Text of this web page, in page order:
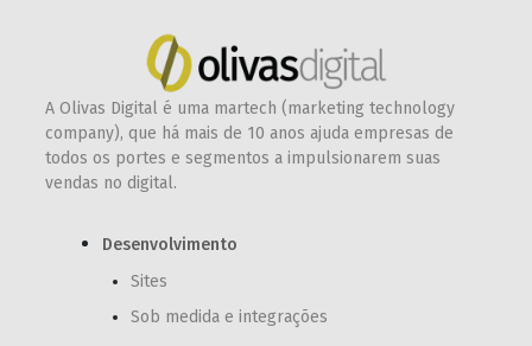
A Olivas Digital é uma martech (marketing technology
company), que há mais de 10 anos ajuda empresas de
todos os portes e segmentos a impulsionarem suas
vendas no digital.
Desenvolvimento
Sites
Sob medida e integrações